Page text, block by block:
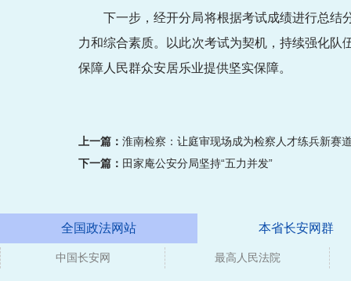
下一步，经开分局将根据考试成绩进行总结
力和综合素质。以此次考试为契机，持续强化
保障人民群众安居乐业提供坚实保障。
上一篇： 淮南检察：让庭审现场成为检察人才练兵新赛
下一篇： 田家庵公安分局坚持“五力并发”
全国政法网站 本省长安网群
媒体
中国长安网 最高人民法院